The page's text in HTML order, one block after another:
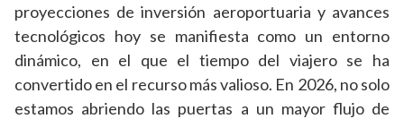
proyecciones de inversión aeroportuaria y avances
tecnológicos hoy se manifiesta como un entorno
dinámico, en el que el tiempo del viajero se ha
convertido en el recurso más valioso. En 2026, no solo
estamos abriendo las puertas a un mayor flujo de